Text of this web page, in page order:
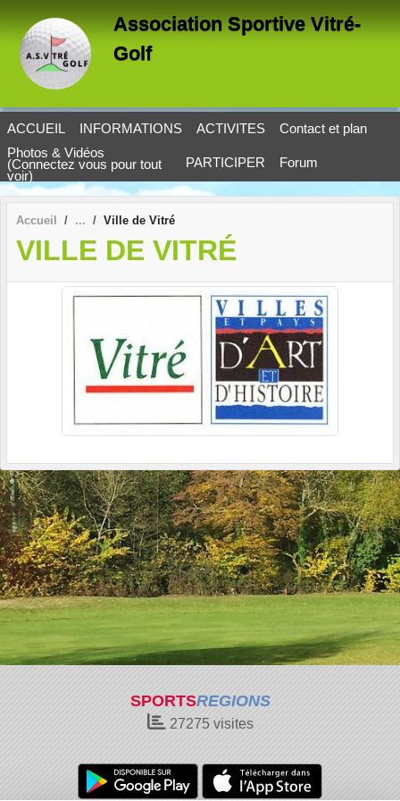
Association Sportive Vitré-
Golf
ACCUEIL INFORMATIONS ACTIVITES
Contact et plan
Photos & Vidéos
(Connectez vous pour tout
voir)
PARTICIPER Forum
Accueil Ville de Vitré
VILLE DE VITRÉ
SPORTSREGIONS
27275visites